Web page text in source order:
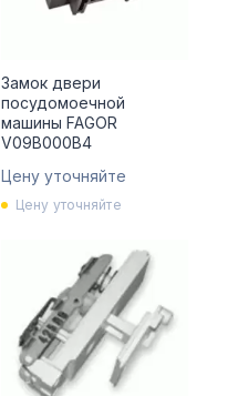
Замок двери
посудомоечной
машины FAGOR
V09B000B4
Цену уточняйте
Цену уточняйте